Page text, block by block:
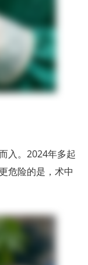
入。2024年多起
危险的是，术中